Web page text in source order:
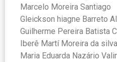
Marcelo Moreira Santiago
Gleickson hiagne Barreto
Guilherme Pereira Batista
Iberê Martí Moreira da silva
Maria Eduarda Nazário